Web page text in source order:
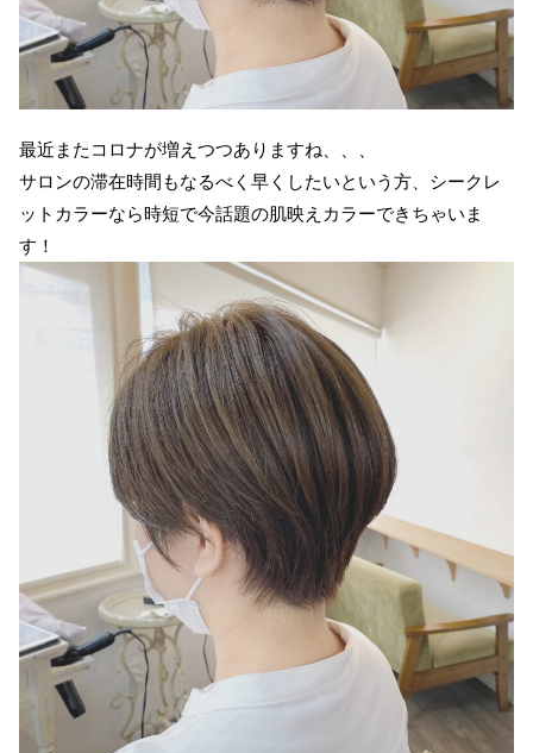
最近またコロナが増えつつありますね、、、
サロンの滞在時間もなるべく早くしたいという方、シークレ
ットカラーなら時短で今話題の肌映えカラーできちゃいま
す！